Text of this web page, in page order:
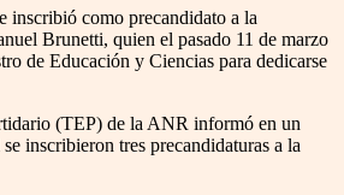
inscribió como precandidato a la
Brunetti, quien el pasado 11 de marzo
de Educación y Ciencias para dedicarse
(TEP) de la ANR informó en un
inscribieron tres precandidaturas a la